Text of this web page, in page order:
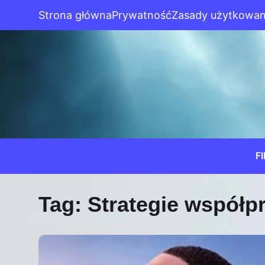
Strona głównaPrywatnośćZasady
Tag: Strategie